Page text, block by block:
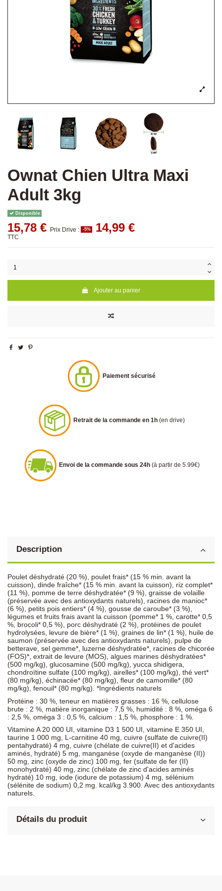
Ownat Chien Ultra Maxi
Adult 3kg
Disponible
15,78 € Prix Drive : -5% 14,99 €
TTC
Ajouter au panier
Paiement sécurisé
Retrait de la commande en 1h (en drive)
Envoi de la commande sous 24h (à partir de 5.99€)
Description
Poulet déshydraté (20 %), poulet frais* (15 % min. avant la
cuisson), dinde fraîche* (15 % min. avant la cuisson), riz complet*
(11 %), pomme de terre déshydratée* (9 %), graisse de volaille
(préservée avec des antioxydants naturels), racines de manioc*
(6 %), petits pois entiers* (4 %), gousse de caroube* (3 %),
légumes et fruits frais avant la cuisson (pomme* 1 %, carotte* 0,5
%, brocoli* 0,5 %), porc déshydraté (2 %), protéines de poulet
hydrolysées, levure de bière* (1 %), graines de lin* (1 %), huile de
saumon (préservée avec des antioxydants naturels), pulpe de
betterave, sel gemme*, luzerne déshydratée*, racines de chicorée
(FOS)*, extrait de levure (MOS), algues marines déshydratées*
(500 mg/kg), glucosamine (500 mg/kg), yucca shidigera,
chondroïtine sulfate (100 mg/kg), airelles* (100 mg/kg), thé vert*
(80 mg/kg), échinacée* (80 mg/kg), fleur de camomille* (80
mg/kg), fenouil* (80 mg/kg). *Ingrédients naturels
Protéine : 30 %, teneur en matières grasses : 16 %, cellulose
brute : 2 %, matière inorganique : 7,5 %, humidité : 8 %, oméga 6
: 2,5 %, oméga 3 : 0,5 %, calcium : 1,5 %, phosphore : 1 %.
Vitamine A 20 000 UI, vitamine D3 1 500 UI, vitamine E 350 UI,
taurine 1 000 mg, L-carnitine 40 mg, cuivre (sulfate de cuivre(II)
pentahydraté) 4 mg, cuivre (chélate de cuivre(II) et d'acides
aminés, hydraté) 5 mg, manganèse (oxyde de manganèse (II))
50 mg, zinc (oxyde de zinc) 100 mg, fer (sulfate de fer (II)
monohydraté) 40 mg, zinc (chélate de zinc d'acides aminés
hydraté) 10 mg, iode (iodure de potassium) 4 mg, sélénium
(sélénite de sodium) 0,2 mg. kcal/kg 3.900. Avec des antioxydants
naturels.
Détails du produit